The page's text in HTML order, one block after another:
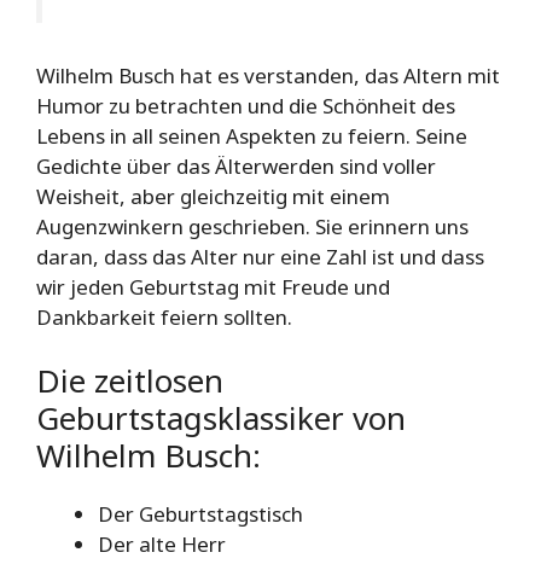
Wilhelm Busch hat es verstanden, das Altern mit
Humor zu betrachten und die Schönheit des
Lebens in all seinen Aspekten zu feiern. Seine
Gedichte über das Älterwerden sind voller
Weisheit, aber gleichzeitig mit einem
Augenzwinkern geschrieben. Sie erinnern uns
daran, dass das Alter nur eine Zahl ist und dass
wir jeden Geburtstag mit Freude und
Dankbarkeit feiern sollten.
Die zeitlosen
Geburtstagsklassiker von
Wilhelm Busch:
Der Geburtstagstisch
Der alte Herr